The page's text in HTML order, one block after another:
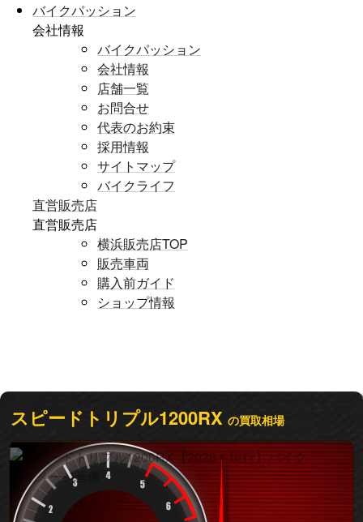
バイクパッション
会社情報
バイクパッション
会社情報
店舗一覧
お問合せ
代表のお約束
採用情報
サイトマップ
バイクライフ
直営販売店
直営販売店
横浜販売店TOP
販売車両
購入前ガイド
ショップ情報
スピードトリプル1200RX の買取相場